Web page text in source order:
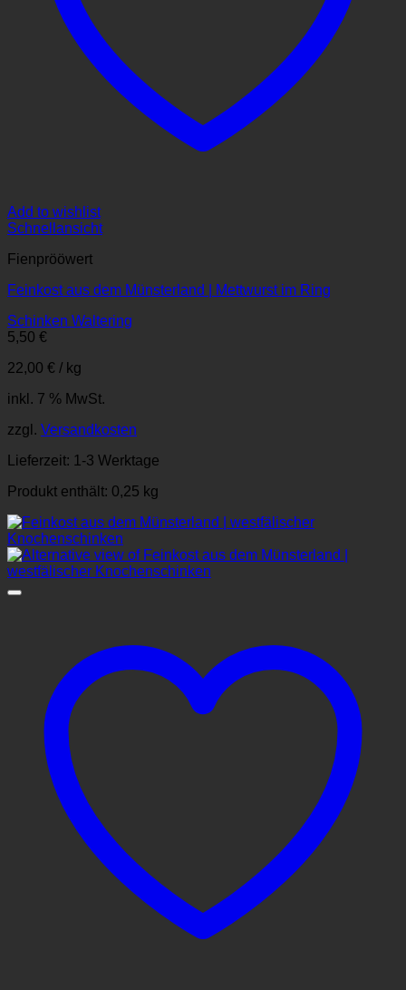
Add to wishlist
Schnellansicht
Fienprööwert
Feinkost aus dem Münsterland | Mettwurst im Ring
Schinken Waltering
5,50 €
22,00 € / kg
inkl. 7 % MwSt.
zzgl. Versandkosten
Lieferzeit: 1-3 Werktage
Produkt enthält: 0,25 kg